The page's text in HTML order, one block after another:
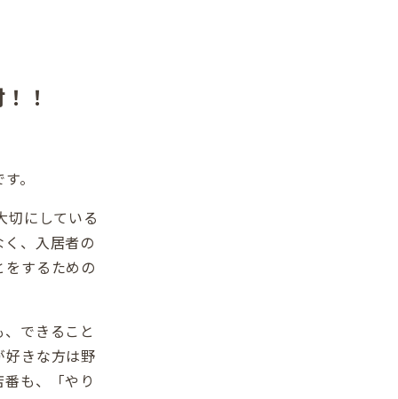
！
。
切にしている
、入居者の
するための
できること
好きな方は野
も、「やり